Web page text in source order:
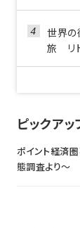
世界の
旅 リ
ピックア
ポイント経済
態調査より〜